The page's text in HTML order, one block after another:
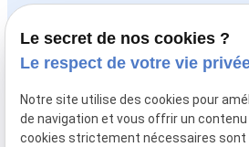
Plan du site
Fonds européen
développement rural :
s'investit dans les
Le secret de nos cookies ?
Le respect de votre vie
Notre site utilise des cookies pour
de navigation et vous offrir un contenu
cookies strictement nécessaires sont